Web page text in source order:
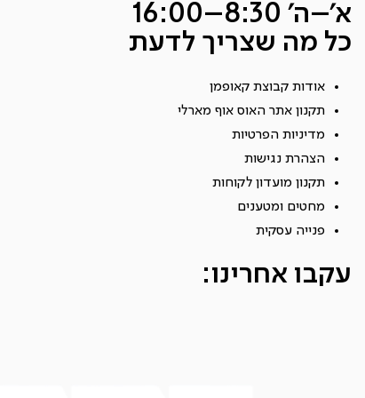
א׳–ה׳ 8:30–16:00
כל מה שצריך לדעת
אודות קבוצת קאופמן
תקנון אתר האוס אוף מארלי
מדיניות הפרטיות
הצהרת נגישות
תקנון מועדון לקוחות
מחטים ומטענים
פנייה עסקית
עקבו אחרינו: